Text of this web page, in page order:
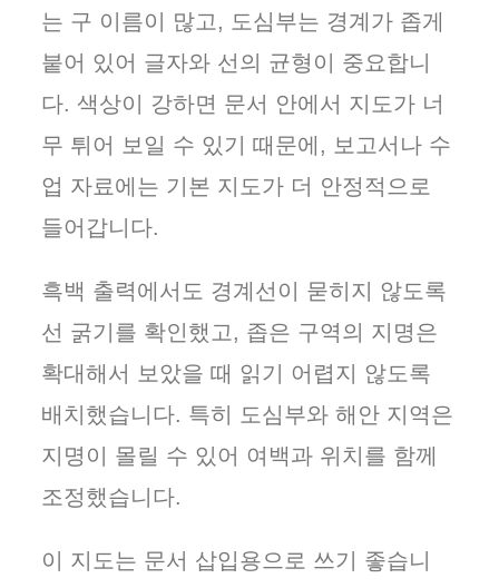
는 구 이름이 많고, 도심부는 경계가 좁게
붙어 있어 글자와 선의 균형이 중요합니
다. 색상이 강하면 문서 안에서 지도가 너
무 튀어 보일 수 있기 때문에, 보고서나 수
업 자료에는 기본 지도가 더 안정적으로
들어갑니다.
흑백 출력에서도 경계선이 묻히지 않도록
선 굵기를 확인했고, 좁은 구역의 지명은
확대해서 보았을 때 읽기 어렵지 않도록
배치했습니다. 특히 도심부와 해안 지역은
지명이 몰릴 수 있어 여백과 위치를 함께
조정했습니다.
이 지도는 문서 삽입용으로 쓰기 좋습니